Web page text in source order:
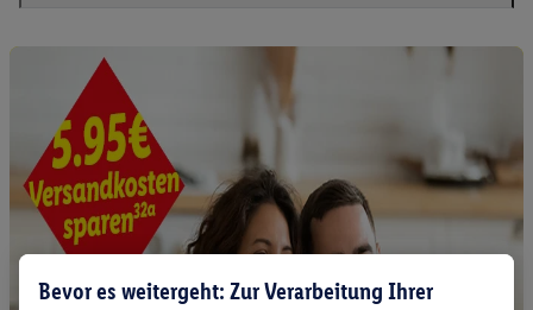
Bevor es weitergeht: Zur Verarbeitung Ihrer